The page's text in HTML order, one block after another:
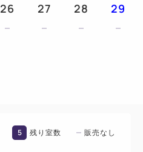
26 27 28 29
5 残り室数 販売なし